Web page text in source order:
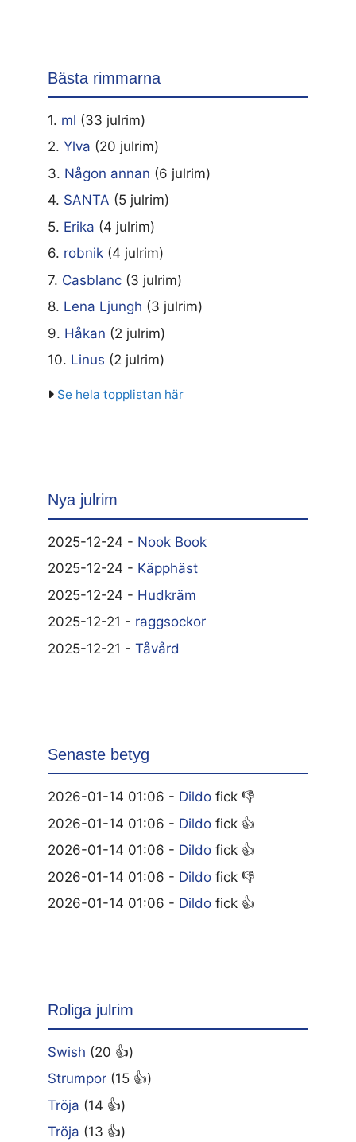
Bästa rimmarna
1. ml (33 julrim)
2. Ylva (20 julrim)
3. Någon annan (6 julrim)
4. SANTA (5 julrim)
5. Erika (4 julrim)
6. robnik (4 julrim)
7. Casblanc (3 julrim)
8. Lena Ljungh (3 julrim)
9. Håkan (2 julrim)
10. Linus (2 julrim)
Se hela topplistan här
Nya julrim
2025-12-24 - Nook Book
2025-12-24 - Käpphäst
2025-12-24 - Hudkräm
2025-12-21 - raggsockor
2025-12-21 - Tåvård
Senaste betyg
2026-01-14 01:06 - Dildo fick 👎
2026-01-14 01:06 - Dildo fick 👍
2026-01-14 01:06 - Dildo fick 👍
2026-01-14 01:06 - Dildo fick 👎
2026-01-14 01:06 - Dildo fick 👍
Roliga julrim
Swish (20 👍)
Strumpor (15 👍)
Tröja (14 👍)
Tröja (13 👍)